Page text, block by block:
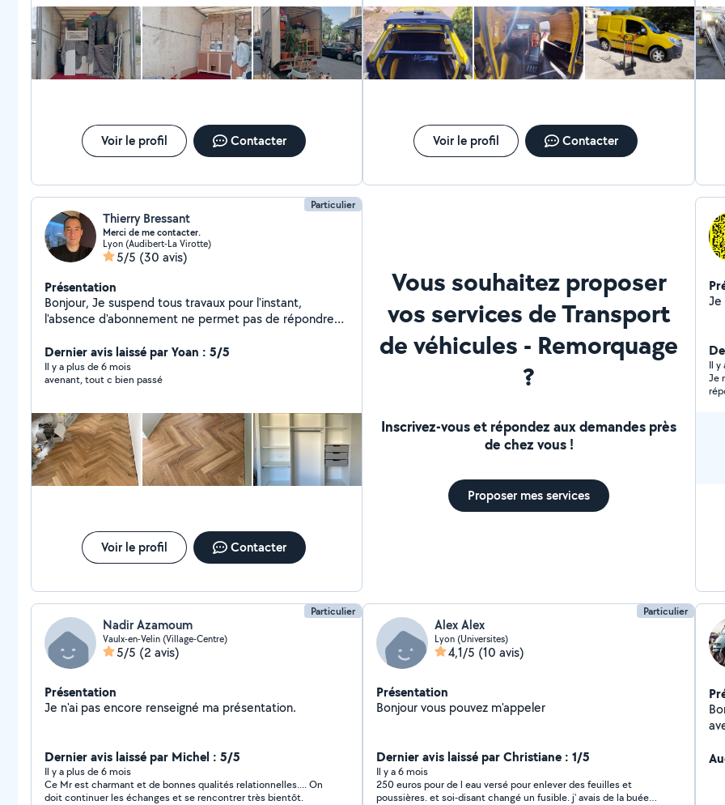
un devis simple rapide cordialement
Voir le profil Contacter Voir le profil Contacter
Frein
Particulier
Thierry Bressant
Merci de me contacter.
Lyon (Audibert-La Virotte)
5/5 (30 avis)
Présentation
Bonjour, Je suspend tous travaux pour l'instant,
l'absence d'abonnement ne permet pas de répondre
Dernier avis laissé par Yoan : 5/5
Il y a plus de 6 mois
avenant, tout c bien passé
Voir le profil Contacter
Vous souhaitez proposer
vos services de Transport
de véhicules - Remorquage
?
Inscrivez-vous et répondez aux demandes près
de chez vous !
Proposer mes services
Il y
Je
Particulier
Nadir Azamoum
Vaulx-en-Velin (Village-Centre)
5/5 (2 avis)
Présentation
Je n'ai pas encore renseigné ma présentation.
Dernier avis laissé par Michel : 5/5
Il y a plus de 6 mois
Ce Mr est charmant et de bonnes qualités relationnelles.... On
doit continuer les échanges et se rencontrer très bientôt.
Particulier
Alex Alex
Lyon (Universites)
4,1/5 (10 avis)
Présentation
Bonjour vous pouvez m'appeler
Dernier avis laissé par Christiane : 1/5
Il y a 6 mois
250 euros pour de l eau versé pour enlever des feuilles et
poussières. et soi-disant changé un fusible. j' avais de la buée
Bonjour,